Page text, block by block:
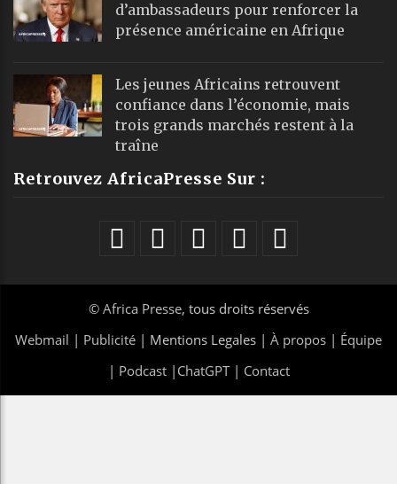
d’ambassadeurs pour renforcer la
présence américaine en Afrique
Les jeunes Africains retrouvent
confiance dans l’économie, mais
trois grands marchés restent à la
traîne
Retrouvez AfricaPresse Sur :
© Africa Presse, tous droits réservés
Webmail | Publicité | Mentions Legales | À propos | Équipe
| Podcast| ChatGPT| Contact